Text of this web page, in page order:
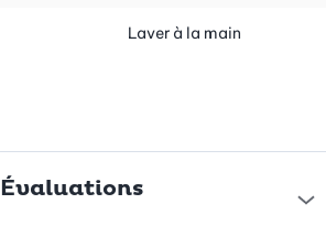
Laver à la main
Évaluations